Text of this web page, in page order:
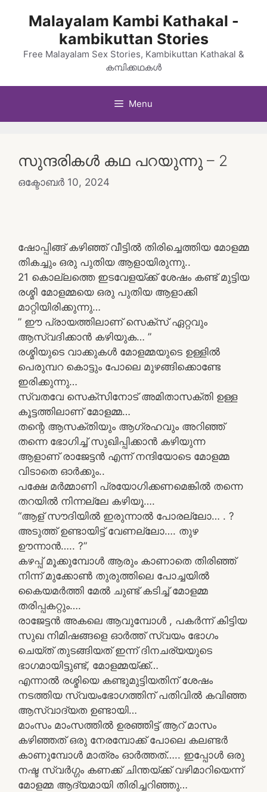
Malayalam Kambi Kathakal -
kambikuttan Stories
Free Malayalam Sex Stories, Kambikuttan Kathakal &
കമ്പിക്കഥകൾ
Menu
സുന്ദരികൾ കഥ പറയുന്നു – 2
ഒക്ടോബർ 10, 2024
ഷോപ്പിങ്ങ് കഴിഞ്ഞ് വീട്ടിൽ തിരിച്ചെത്തിയ മോളമ്മ
തികച്ചും ഒരു പുതിയ ആളായിരുന്നു..
21 കൊല്ലത്തെ ഇടവേളയ്ക്ക് ശേഷം കണ്ട് മുട്ടിയ
രശ്മി മോളമ്മയെ ഒരു പുതിയ ആളാക്കി
മാറ്റിയിരിക്കുന്നു…
” ഈ പ്രായത്തിലാണ് സെക്സ് ഏറ്റവും
ആസ്വദിക്കാൻ കഴിയുക… ”
രശ്മിയുടെ വാക്കുകൾ മോളമ്മയുടെ ഉള്ളിൽ
പെരുമ്പറ കൊട്ടും പോലെ മുഴങ്ങിക്കൊണ്ടേ
ഇരിക്കുന്നു…
സ്വതവേ സെക്സിനോട് അമിതാസക്തി ഉള്ള
കൂട്ടത്തിലാണ് മോളമ്മ…
തന്റെ ആസക്തിയും ആഗ്രഹവും അറിഞ്ഞ്
തന്നെ ഭോഗിച്ച് സുഖിപ്പിക്കാൻ കഴിയുന്ന
ആളാണ് രാജേട്ടൻ എന്ന് നന്ദിയോടെ മോളമ്മ
വിടാതെ ഓർക്കും..
പക്ഷേ മർമ്മാണി പ്രയോഗിക്കണമെങ്കിൽ തന്നെ
തറയിൽ നിന്നല്ലേ കഴിയൂ….
“ആള് സൗദിയിൽ ഇരുന്നാൽ പോരല്ലോ… . ?
അടുത്ത് ഉണ്ടായിട്ട് വേണല്ലോ…. തുഴ
ഊന്നാൻ….. ?”
കഴപ്പ് മൂക്കുമ്പോൾ ആരും കാണാതെ തിരിഞ്ഞ്
നിന്ന് മുക്കോൺ തുരുത്തിലെ പോച്ചയിൽ
കൈയമർത്തി മേൽ ചുണ്ട് കടിച്ച് മോളമ്മ
തരിപ്പകറ്റും….
രാജേട്ടൻ അകലെ ആവുമ്പോൾ , പകർന്ന് കിട്ടിയ
സുഖ നിമിഷങ്ങളെ ഓർത്ത് സ്വയം ഭോഗം
ചെയ്ത് തുടങ്ങിയത് ഇന്ന് ദിനചര്യയുടെ
ഭാഗമായിട്ടുണ്ട്, മോളമ്മയ്ക്ക്…
എന്നാൽ രശ്മിയെ കണ്ടുമുട്ടിയതിന് ശേഷം
നടത്തിയ സ്വയംഭോഗത്തിന് പതിവിൽ കവിഞ്ഞ
ആസ്വാദ്യത ഉണ്ടായി…
മാംസം മാംസത്തിൽ ഉരഞ്ഞിട്ട് ആറ് മാസം
കഴിഞ്ഞത് ഒരു നേരമ്പോക്ക് പോലെ കലണ്ടർ
കാണുമ്പോൾ മാത്രം ഓർത്തത്….. ഇപ്പോൾ ഒരു
നഷ്ട സ്വർഗ്ഗം കണക്ക് ചിന്തയ്ക്ക് വഴിമാറിയെന്ന്
മോളമ്മ ആദ്യമായി തിരിച്ചറിഞ്ഞു…